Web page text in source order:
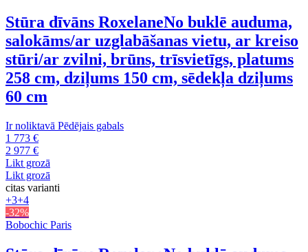
Stūra dīvāns RoxelaneNo buklē auduma,
salokāms/ar uzglabāšanas vietu, ar kreiso
stūri/ar zvilni, brūns, trīsvietīgs, platums
258 cm, dziļums 150 cm, sēdekļa dziļums
60 cm
Ir noliktavā Pēdējais gabals
1 773 €
2 977 €
Likt grozā
Likt grozā
citas varianti
+3+4
-32%
Bobochic Paris